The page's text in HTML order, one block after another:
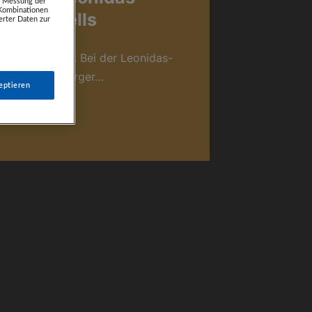
Stefan Kraft. Bei der Leonidas-
der „Salzburger…
Daten zur